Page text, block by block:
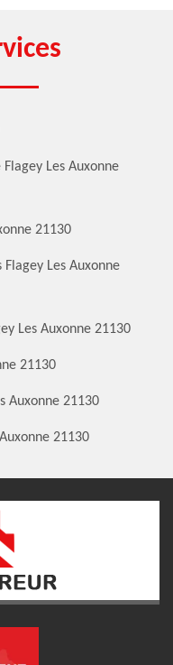
Les Auxonne
21130
Les Auxonne
Les Auxonne 21130
21130
Auxonne 21130
21130